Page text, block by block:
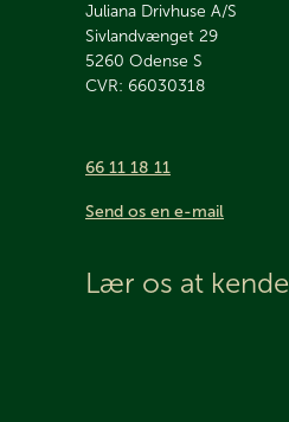
Juliana Drivhuse A/S
Sivlandvænget 29
5260 Odense S
CVR: 66030318
66 11 18 11
Send os en e-mail
Lær os at kende